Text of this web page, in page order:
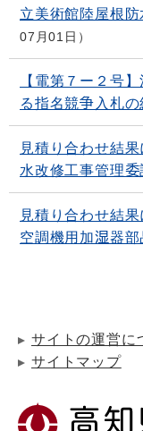
立美術館陸屋根防
07月01日
【電第７ー２号
る指名競争入札
見積り合わせ結
水改修工事管理委
見積り合わせ結
空調機用加湿器部
サイトの運営に
サイトマップ